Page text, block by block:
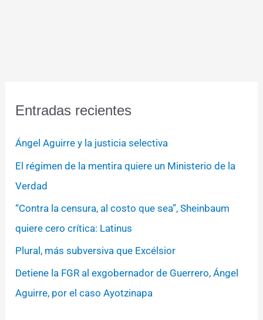
Entradas recientes
Ángel Aguirre y la justicia selectiva
El régimen de la mentira quiere un Ministerio de la
Verdad
“Contra la censura, al costo que sea”, Sheinbaum
quiere cero crítica: Latinus
Plural, más subversiva que Excélsior
Detiene la FGR al exgobernador de Guerrero, Ángel
Aguirre, por el caso Ayotzinapa